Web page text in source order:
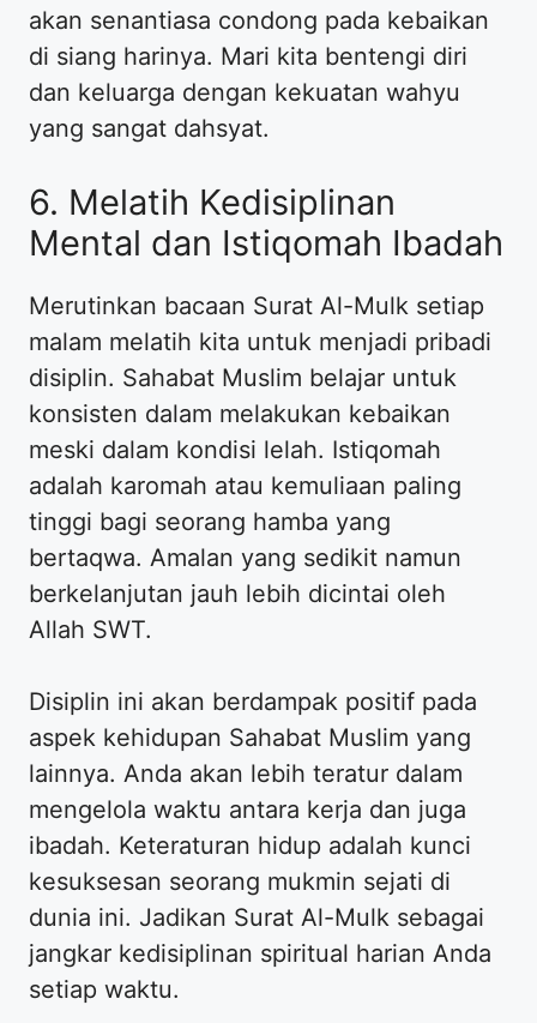
akan senantiasa condong pada kebaikan
di siang harinya. Mari kita bentengi diri
dan keluarga dengan kekuatan wahyu
yang sangat dahsyat.
6. Melatih Kedisiplinan
Mental dan Istiqomah Ibadah
Merutinkan bacaan Surat Al-Mulk setiap
malam melatih kita untuk menjadi pribadi
disiplin. Sahabat Muslim belajar untuk
konsisten dalam melakukan kebaikan
meski dalam kondisi lelah. Istiqomah
adalah karomah atau kemuliaan paling
tinggi bagi seorang hamba yang
bertaqwa. Amalan yang sedikit namun
berkelanjutan jauh lebih dicintai oleh
Allah SWT.
Disiplin ini akan berdampak positif pada
aspek kehidupan Sahabat Muslim yang
lainnya. Anda akan lebih teratur dalam
mengelola waktu antara kerja dan juga
ibadah. Keteraturan hidup adalah kunci
kesuksesan seorang mukmin sejati di
dunia ini. Jadikan Surat Al-Mulk sebagai
jangkar kedisiplinan spiritual harian Anda
setiap waktu.